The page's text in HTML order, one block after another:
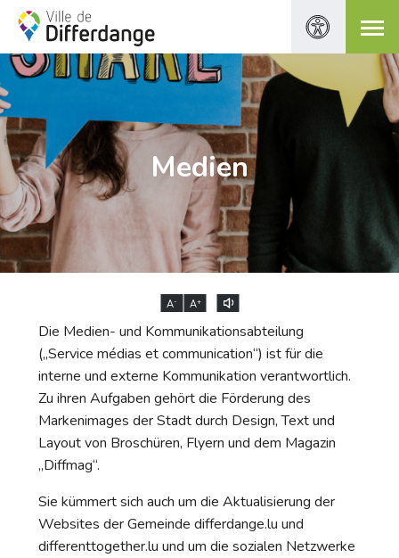
Medien
A- A+
Die Medien- und Kommunikationsabteilung
(„Service médias et communication“) ist für die
interne und externe Kommunikation verantwortlich.
Zu ihren Aufgaben gehört die Förderung des
Markenimages der Stadt durch Design, Text und
Layout von Broschüren, Flyern und dem Magazin
„Diffmag“.
Sie kümmert sich auch um die Aktualisierung der
Websites der Gemeinde differdange.lu und
differenttogether.lu und um die sozialen Netzwerke